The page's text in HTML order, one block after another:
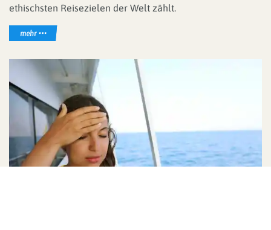
ethischsten Reisezielen der Welt zählt.
mehr